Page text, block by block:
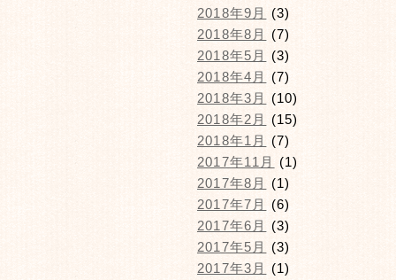
2018年9月
(3)
2018年8月
(7)
2018年5月
(3)
2018年4月
(7)
2018年3月
(10)
2018年2月
(15)
2018年1月
(7)
2017年11月
(1)
2017年8月
(1)
2017年7月
(6)
2017年6月
(3)
2017年5月
(3)
2017年3月
(1)